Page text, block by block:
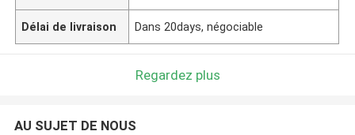
Délai de livraison Dans 20days, négociable
Regardez plus
AU SUJET DE NOUS